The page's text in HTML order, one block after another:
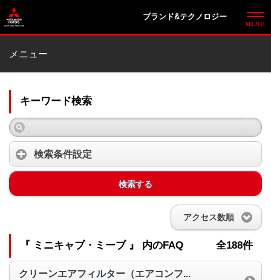
ブランド&テクノロジー
メニュー
キーワード検索
検索条件設定
検索する
アクセス数順
『 ミニキャブ・ミーブ 』 内のFAQ 全188件
クリーンエアフィルター（エアコンフ...